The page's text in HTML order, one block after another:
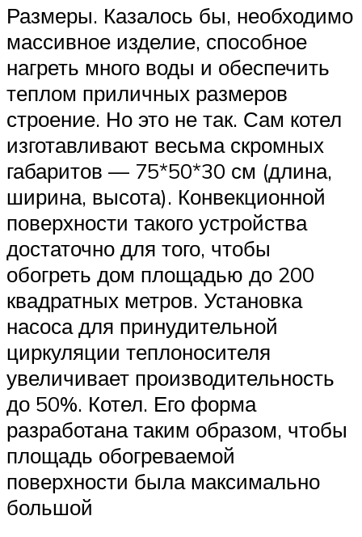
Размеры. Казалось бы, необходимо
массивное изделие, способное
нагреть много воды и обеспечить
теплом приличных размеров
строение. Но это не так. Сам котел
изготавливают весьма скромных
габаритов — 75*50*30 см (длина,
ширина, высота). Конвекционной
поверхности такого устройства
достаточно для того, чтобы
обогреть дом площадью до 200
квадратных метров. Установка
насоса для принудительной
циркуляции теплоносителя
увеличивает производительность
до 50%. Котел. Его форма
разработана таким образом, чтобы
площадь обогреваемой
поверхности была максимально
большой